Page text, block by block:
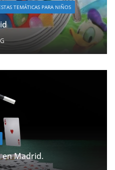
TEMÁTICAS PARA NIÑOS
Madrid.